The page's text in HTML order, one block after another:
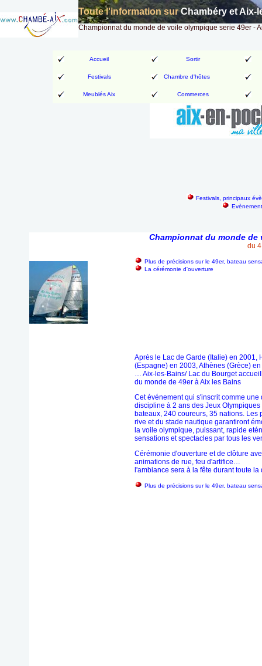
Toute l'information surChambéry et Aix-
Championnat du monde de voile olympique serie 49er -
Accueil Sortir
Festivals Chambre d'hôtes
Meublés Aix Commerces
Festivals, principaux
Championnat du monde de
du
Plus de précisions sur le 49er, bateau
La cérémonie d'ouverture
Après le Lac de Garde (Italie) en 2001,
(Espagne) en 2003, Athènes (Grèce)
… Aix-les-Bains/ Lac du Bourget
du monde de 49er à Aix les Bains
Cet événement qui s'inscrit comme
discipline à 2 ans des Jeux
bateaux, 240 coureurs, 35 nations. Les
rive et du stade nautique garantiront
la voile olympique, puissant, rapide
sensations et spectacles par tous les
Cérémonie d'ouverture et de clôture
animations de rue, feu d'artifice…
l'ambiance sera à la fête durant toute
Plus de précisions sur le 49er, bateau